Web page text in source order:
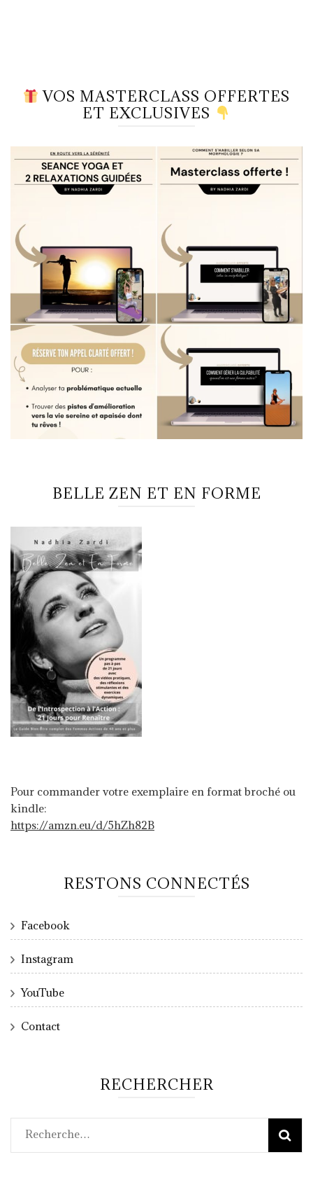
VOS MASTERCLASS OFFERTES
ET EXCLUSIVES
BELLE ZEN ET EN FORME
Pour commander votre exemplaire en format broché ou
kindle:
https://amzn.eu/d/5hZh82B
RESTONS CONNECTÉS
Facebook
Instagram
YouTube
Contact
RECHERCHER
Rechercher :